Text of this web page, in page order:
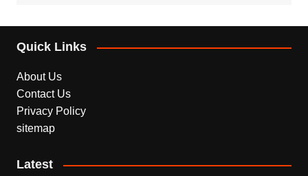
Quick Links
About Us
Contact Us
Privacy Policy
sitemap
Latest